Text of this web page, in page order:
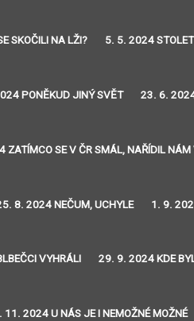
SKOČILI NA LŽI? 5. 5. 2024
PONĚKUD JINÝ SVĚT 23. 6.
SE V ČR SMÁL, NAŘÍDIL NÁM
8. 2024 NEČUM, UCHYLE 1. 9.
VYHRÁLI 29. 9. 2024 KDE
11. 2024 U NÁS JE I NEMOŽNÉ MOŽNÉ